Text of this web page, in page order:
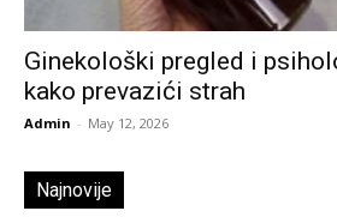
Ginekološki pregled i
kako prevazići strah
Admin - May 12, 2026
Najnovije